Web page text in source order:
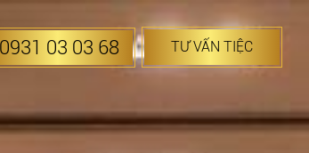
0931 03 03 68 TƯ VẤN TIỆC